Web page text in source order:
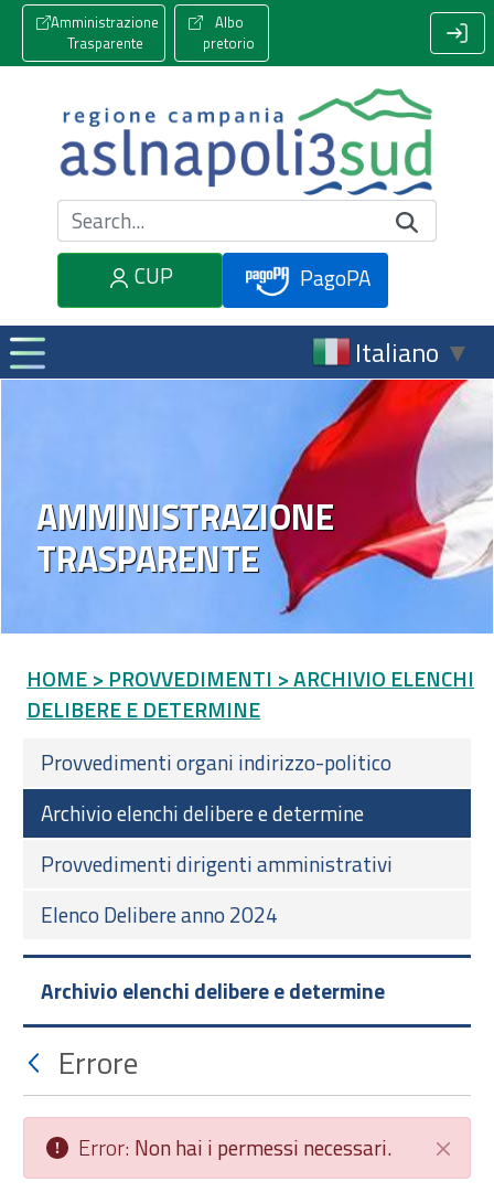
Amministrazione
Trasparente
Albo
pretorio
Cerca nel sito
CUP
PagoPA
Italiano ▼
AMMINISTRAZIONE
TRASPARENTE
HOME > PROVVEDIMENTI > ARCHIVIO ELENCHI
DELIBERE E DETERMINE
Provvedimenti organi indirizzo-politico
Archivio elenchi delibere e determine
Provvedimenti dirigenti amministrativi
Elenco Delibere anno 2024
Archivio elenchi delibere e determine
Errore
Chiudi
Error: Non hai i permessi necessari.